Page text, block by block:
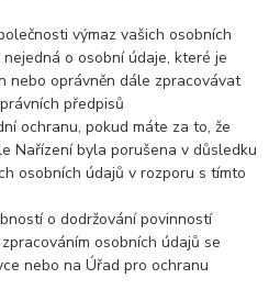
výmaz vašich osobních
o osobní údaje, které je
nebo oprávněn dále zpracovávat
předpisů
ochranu, pokud máte za to, že
Nařízení byla porušena v důsledku
osobních údajů v rozporu s tímto
o dodržování povinností
osobních údajů se
nebo na Úřad pro ochranu